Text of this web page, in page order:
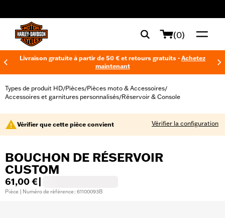
(0)
Livraison gratuite à partir de 50 € et retours gratuits - Achetez
maintenant
Types de produit HD/Pièces/Pièces moto & Accessoires/
Accessoires et garnitures personnalisés/Réservoir & Console
Vérifier que cette pièce convient Vérifier la configuration
BOUCHON DE RÉSERVOIR
CUSTOM
61,00 €
Pièce | Numéro de référence : 61100093B